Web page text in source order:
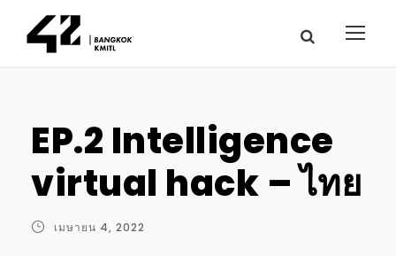
EP.2 Intelligence
virtual hack – ไทย
เมษายน 4, 2022